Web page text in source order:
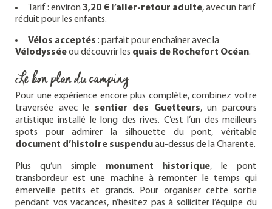
Tarif : environ3,20 € l’aller-retour adulte, avec un tarif
réduit pour les enfants.
Vélos acceptés : parfait pour enchaîner avec la
Vélodysséeou découvrir les quais de Rochefort Océan.
Le bon plan du camping
Pour une expérience encore plus complète, combinez votre
traversée avec le sentier des Guetteurs, un parcours
artistique installé le long des rives. C’est l’un des meilleurs
spots pour admirer la silhouette du pont, véritable
document d’histoire suspenduau-dessus de la Charente.
Plus qu’un simple monument historique, le pont
transbordeur est une machine à remonter le temps qui
émerveille petits et grands. Pour organiser cette sortie
pendant vos vacances, n’hésitez pas à solliciter l’équipe du